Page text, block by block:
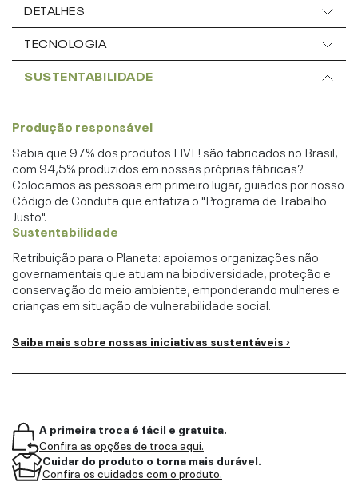
DETALHES
TECNOLOGIA
SUSTENTABILIDADE
Produção responsável
Sabia que 97% dos produtos LIVE! são fabricados no Brasil,
com 94,5% produzidos em nossas próprias fábricas?
Colocamos as pessoas em primeiro lugar, guiados por nosso
Código de Conduta que enfatiza o "Programa de Trabalho
Justo".
Sustentabilidade
Retribuição para o Planeta: apoiamos organizações não
governamentais que atuam na biodiversidade, proteção e
conservação do meio ambiente, emponderando mulheres e
crianças em situação de vulnerabilidade social.
Saiba mais sobre nossas iniciativas sustentáveis ›
A primeira troca é fácil e gratuita.
Confira as opções de troca aqui.
Cuidar do produto o torna mais durável.
Confira os cuidados com o produto.